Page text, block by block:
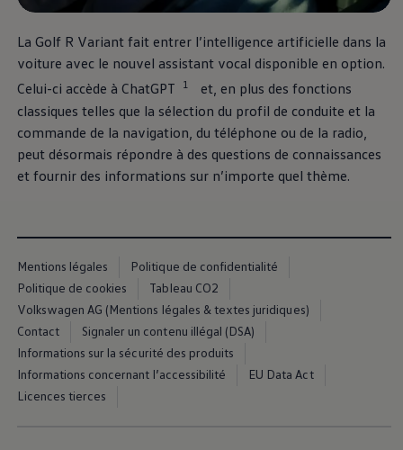
Garantie et entretien de la batterie
Nos simulateurs
Simulateur de coût de recharge
Simulateur d'autonomie
Simulateur de temps de recharge
-> Batterie et sécurité
-> SWIO - The Energy Company
Propriétaires et Service
myVolkswagen
Aide sur les applis et les services numériques
Accessoires de transport
Entretien et pièces
Roues et pneus
Réparation & service
Contrôles saisonniers et garantie
Manuel d'utilisation numérique
Garantie et financement
-> Informations utiles
-> REACH
La Golf R Variant fait entrer l’intelligence artificielle dans la
voiture avec le nouvel assistant vocal disponible en option.
Celui-ci accède à ChatGPT
1
et, en plus des fonctions
classiques telles que la sélection du profil de conduite et la
commande de la navigation, du téléphone ou de la radio,
peut désormais répondre à des questions de connaissances
et fournir des informations sur n’importe quel thème.
Mentions légales
Politique de confidentialité
Politique de cookies
Tableau CO2
Volkswagen AG (Mentions légales & textes juridiques)
Contact
Signaler un contenu illégal (DSA)
Informations sur la sécurité des produits
Informations concernant l’accessibilité
EU Data Act
Licences tierces